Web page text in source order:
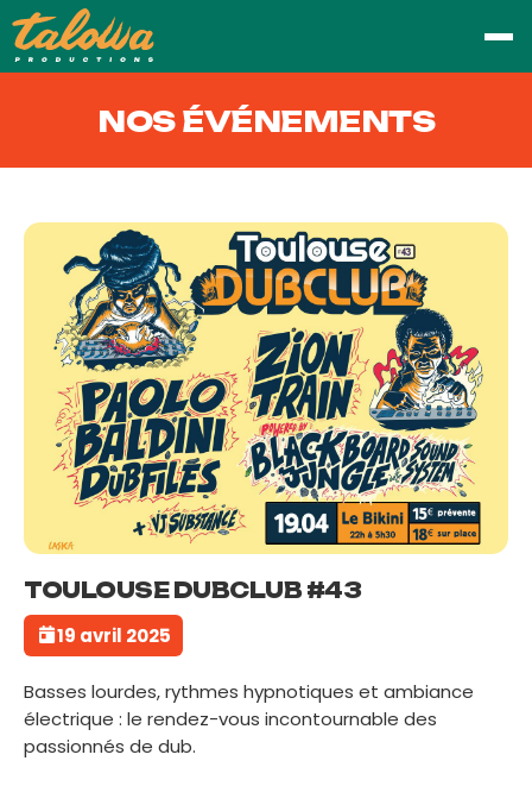
NOS ÉVÉNEMENTS
TOULOUSE DUBCLUB #43
19 avril 2025
Basses lourdes, rythmes hypnotiques et ambiance
électrique : le rendez-vous incontournable des
passionnés de dub.